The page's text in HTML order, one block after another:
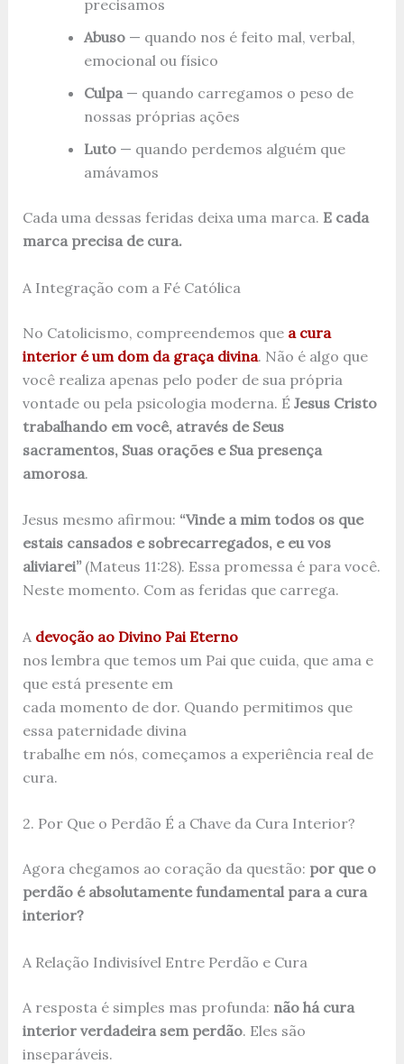
precisamos
Abuso— quando nos é feito mal, verbal,
emocional ou físico
Culpa— quando carregamos o peso de
nossas próprias ações
Luto— quando perdemos alguém que
amávamos
Cada uma dessas feridas deixa uma marca. E cada
marca precisa de cura.
A Integração com a Fé Católica
No Catolicismo, compreendemos que a cura
interior é um dom da graça divina. Não é algo que
você realiza apenas pelo poder de sua própria
vontade ou pela psicologia moderna. É Jesus Cristo
trabalhando em você, através de Seus
sacramentos, Suas orações e Sua presença
amorosa.
Jesus mesmo afirmou: “Vinde a mim todos os que
estais cansados e sobrecarregados, e eu vos
aliviarei”(Mateus 11:28). Essa promessa é para você.
Neste momento. Com as feridas que carrega.
A devoção ao Divino Pai Eterno
nos lembra que temos um Pai que cuida, que ama e
que está presente em
cada momento de dor. Quando permitimos que
essa paternidade divina
trabalhe em nós, começamos a experiência real de
cura.
2. Por Que o Perdão É a Chave da Cura Interior?
Agora chegamos ao coração da questão: por que o
perdão é absolutamente fundamental para a cura
interior?
A Relação Indivisível Entre Perdão e Cura
A resposta é simples mas profunda: não há cura
interior verdadeira sem perdão. Eles são
inseparáveis.